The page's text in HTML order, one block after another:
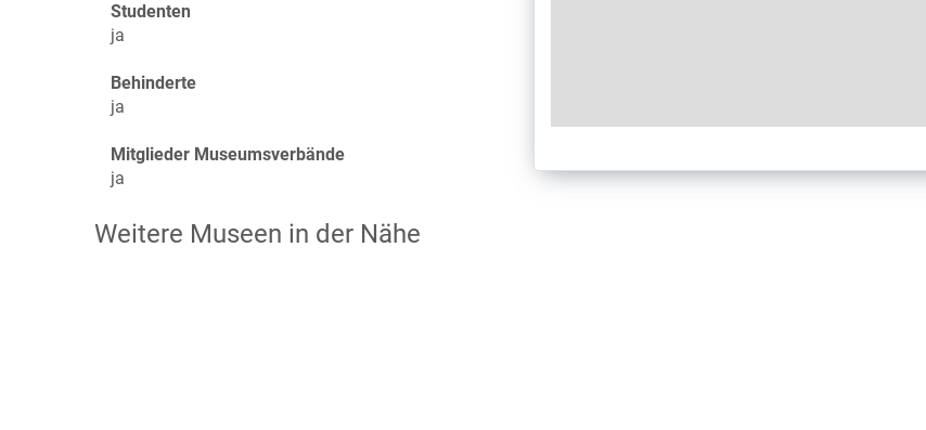
Studenten
ja
Behinderte
ja
Mitglieder Museumsverbände
ja
Weitere Museen in der Nähe